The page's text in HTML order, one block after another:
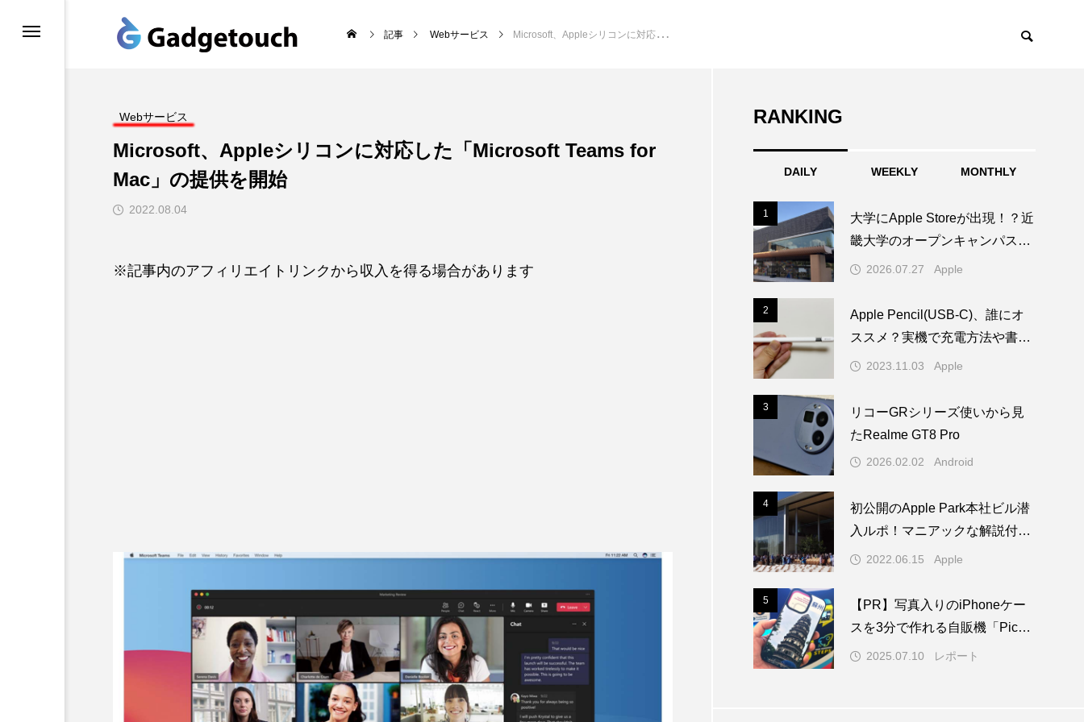
記事 Webサービス Microsoft、Appleシリコンに対応した「Microsoft Teams for Mac」の提供を開始
Webサービス
Microsoft、Appleシリコンに対応した「Microsoft Teams for
Mac」の提供を開始
2022.08.04
※記事内のアフィリエイトリンクから収入を得る場合があります
RANKING
DAILY WEEKLY MONTHLY
1
大学にApple Storeが出現！？近
畿大学のオープンキャンパスに
1日限りの特別なAppleブースが
2026.07.27 Apple
2
Apple Pencil(USB-C)、誰にオ
ススメ？実機で充電方法や書き
心地を試してみた！
2023.11.03 Apple
3
リコーGRシリーズ使いから見
たRealme GT8 Pro
2026.02.02 Android
4
初公開のApple Park本社ビル潜
入ルポ！マニアックな解説付き
／WWDC22 ー 1/2
2022.06.15 Apple
5
【PR】写真入りのiPhoneケー
スを3分で作れる自販機「PickM
e!Case」を使ってみた
2025.07.10 レポート